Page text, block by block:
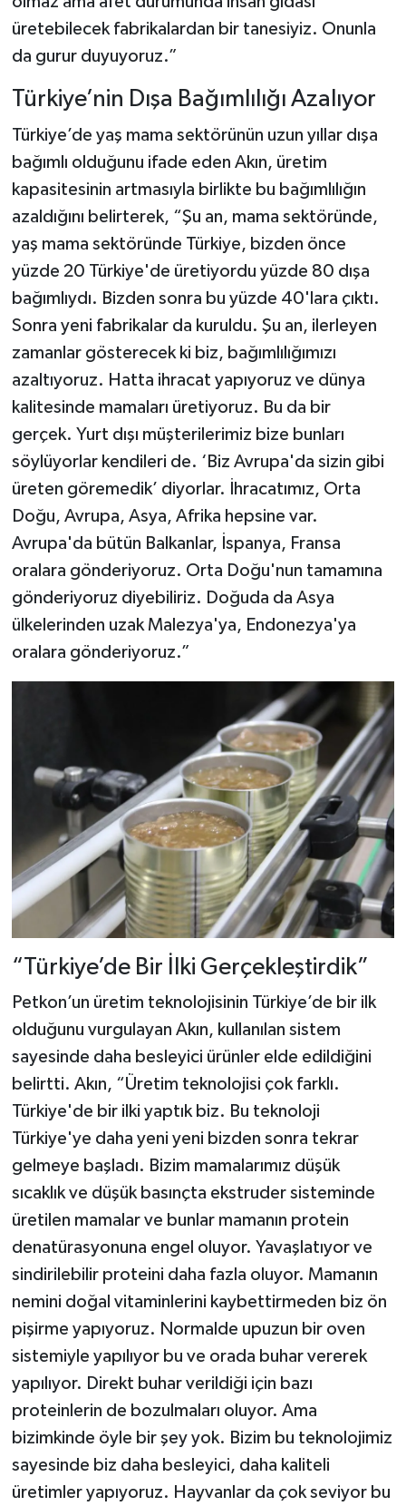
üretebilecek fabrikalardan bir tanesiyiz. Onunla
da gurur duyuyoruz.”
Türkiye’nin Dışa Bağımlılığı Azalıyor
Türkiye’de yaş mama sektörünün uzun yıllar dışa
bağımlı olduğunu ifade eden Akın, üretim
kapasitesinin artmasıyla birlikte bu bağımlılığın
azaldığını belirterek, “Şu an, mama sektöründe,
yaş mama sektöründe Türkiye, bizden önce
yüzde 20 Türkiye'de üretiyordu yüzde 80 dışa
bağımlıydı. Bizden sonra bu yüzde 40'lara çıktı.
Sonra yeni fabrikalar da kuruldu. Şu an, ilerleyen
zamanlar gösterecek ki biz, bağımlılığımızı
azaltıyoruz. Hatta ihracat yapıyoruz ve dünya
kalitesinde mamaları üretiyoruz. Bu da bir
gerçek. Yurt dışı müşterilerimiz bize bunları
söylüyorlar kendileri de. ‘Biz Avrupa'da sizin gibi
üreten göremedik’ diyorlar. İhracatımız, Orta
Doğu, Avrupa, Asya, Afrika hepsine var.
Avrupa'da bütün Balkanlar, İspanya, Fransa
oralara gönderiyoruz. Orta Doğu'nun tamamına
gönderiyoruz diyebiliriz. Doğuda da Asya
ülkelerinden uzak Malezya'ya, Endonezya'ya
oralara gönderiyoruz.”
“Türkiye’de Bir İlki Gerçekleştirdik”
Petkon’un üretim teknolojisinin Türkiye’de bir ilk
olduğunu vurgulayan Akın, kullanılan sistem
sayesinde daha besleyici ürünler elde edildiğini
belirtti. Akın, “Üretim teknolojisi çok farklı.
Türkiye'de bir ilki yaptık biz. Bu teknoloji
Türkiye'ye daha yeni yeni bizden sonra tekrar
gelmeye başladı. Bizim mamalarımız düşük
sıcaklık ve düşük basınçta ekstruder sisteminde
üretilen mamalar ve bunlar mamanın protein
denatürasyonuna engel oluyor. Yavaşlatıyor ve
sindirilebilir proteini daha fazla oluyor. Mamanın
nemini doğal vitaminlerini kaybettirmeden biz ön
pişirme yapıyoruz. Normalde upuzun bir oven
sistemiyle yapılıyor bu ve orada buhar vererek
yapılıyor. Direkt buhar verildiği için bazı
proteinlerin de bozulmaları oluyor. Ama
bizimkinde öyle bir şey yok. Bizim bu teknolojimiz
sayesinde biz daha besleyici, daha kaliteli
üretimler yapıyoruz. Hayvanlar da çok seviyor bu